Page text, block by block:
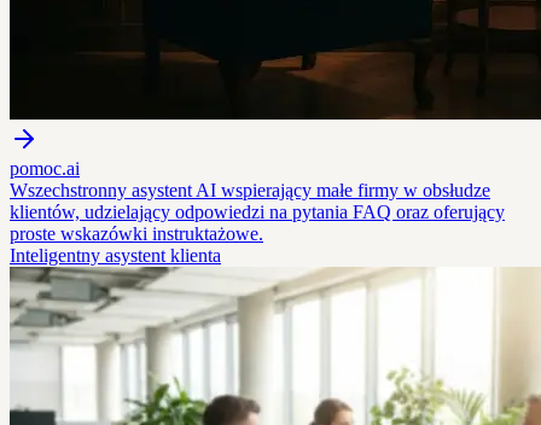
pomoc.ai
Wszechstronny asystent AI wspierający małe firmy w obsłudze
klientów, udzielający odpowiedzi na pytania FAQ oraz oferujący
proste wskazówki instruktażowe.
Inteligentny asystent klienta